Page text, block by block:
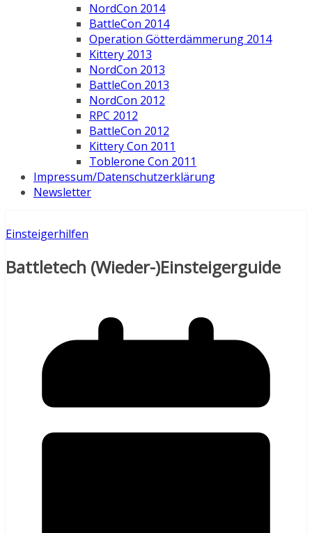
NordCon 2014
BattleCon 2014
Operation Götterdämmerung 2014
Kittery 2013
NordCon 2013
BattleCon 2013
NordCon 2012
RPC 2012
BattleCon 2012
Kittery Con 2011
Toblerone Con 2011
Impressum/Datenschutzerklärung
Newsletter
Einsteigerhilfen
Battletech (Wieder-)Einsteigerguide